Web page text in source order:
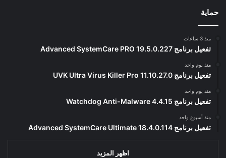
حماية
منذ 3 ساعات
تفعيل برنامج Advanced SystemCare PRO 19.5.0.227
منذ يوم واحد
تفعيل برنامج UVK Ultra Virus Killer Pro 11.10.27.0
منذ يوم واحد
تفعيل برنامج Watchdog Anti-Malware 4.4.15
منذ أسبوع واحد
تفعيل برنامج Advanced SystemCare Ultimate 18.4.0.114
اظهر المزيد